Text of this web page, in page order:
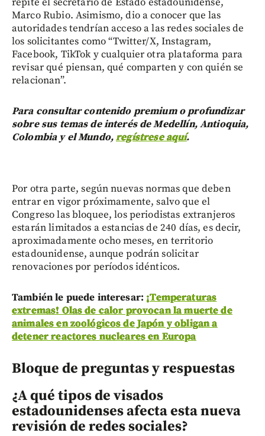
Marco Rubio. Asimismo, dio a conocer que las
autoridades tendrían acceso a las redes sociales de
los solicitantes como “Twitter/X, Instagram,
Facebook, TikTok y cualquier otra plataforma para
revisar qué piensan, qué comparten y con quién se
relacionan”.
Para consultar contenido premium o profundizar
sobre sus temas de interés de Medellín, Antioquia,
Colombia y el Mundo,regístrese aquí.
Por otra parte, según nuevas normas que deben
entrar en vigor próximamente, salvo que el
Congreso las bloquee, los periodistas extranjeros
estarán limitados a estancias de 240 días, es decir,
aproximadamente ocho meses, en territorio
estadounidense, aunque podrán solicitar
renovaciones por períodos idénticos.
También le puede interesar: ¡Temperaturas
extremas! Olas de calor provocan la muerte de
animales en zoológicos de Japón y obligan a
detener reactores nucleares en Europa
Bloque de preguntas y respuestas
¿A qué tipos de visados
estadounidenses afecta esta nueva
revisión de redes sociales?